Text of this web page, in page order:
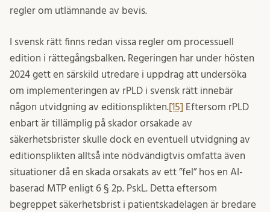
regler om utlämnande av bevis.
I svensk rätt finns redan vissa regler om processuell
edition i rättegångsbalken. Regeringen har under hösten
2024 gett en särskild utredare i uppdrag att undersöka
om implementeringen av rPLD i svensk rätt innebär
någon utvidgning av editionsplikten.[15] Eftersom rPLD
enbart är tillämplig på skador orsakade av
säkerhetsbrister skulle dock en eventuell utvidgning av
editionsplikten alltså inte nödvändigtvis omfatta även
situationer då en skada orsakats av ett ”fel” hos en AI-
baserad MTP enligt 6 § 2p. PskL. Detta eftersom
begreppet säkerhetsbrist i patientskadelagen är bredare